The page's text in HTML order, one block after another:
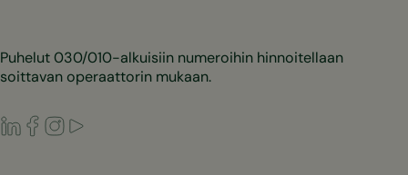
Puhelut 030/010-alkuisiin numeroihin hinnoitellaan
soittavan operaattorin mukaan.
LinkedIn
Facebook
Instagram